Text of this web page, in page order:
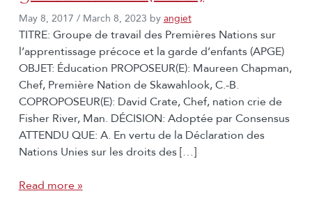
May 8, 2017 / March 8, 2023 by angiet
TITRE: Groupe de travail des Premières Nations sur
l’apprentissage précoce et la garde d’enfants (APGE)
OBJET: Éducation PROPOSEUR(E): Maureen Chapman,
Chef, Première Nation de Skawahlook, C.-B.
COPROPOSEUR(E): David Crate, Chef, nation crie de
Fisher River, Man. DÉCISION: Adoptée par Consensus
ATTENDU QUE: A. En vertu de la Déclaration des
Nations Unies sur les droits des […]
Read more »